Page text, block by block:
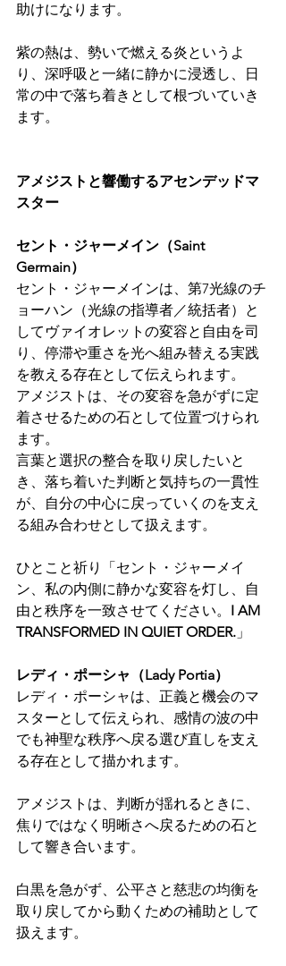
助けになります。
紫の熱は、勢いで燃える炎というよ
り、深呼吸と一緒に静かに浸透し、日
常の中で落ち着きとして根づいていき
ます。
アメジストと響働するアセンデッドマ
スター
セント・ジャーメイン（Saint
Germain）
セント・ジャーメインは、第7光線のチ
ョーハン（光線の指導者／統括者）と
してヴァイオレットの変容と自由を司
り、停滞や重さを光へ組み替える実践
を教える存在として伝えられます。
アメジストは、その変容を急がずに定
着させるための石として位置づけられ
ます。
言葉と選択の整合を取り戻したいと
き、落ち着いた判断と気持ちの一貫性
が、自分の中心に戻っていくのを支え
る組み合わせとして扱えます。
ひとこと祈り「セント・ジャーメイ
ン、私の内側に静かな変容を灯し、自
由と秩序を一致させてください。 I AM
TRANSFORMED IN QUIET ORDER. 」
レディ・ポーシャ（Lady Portia）
レディ・ポーシャは、正義と機会のマ
スターとして伝えられ、感情の波の中
でも神聖な秩序へ戻る選び直しを支え
る存在として描かれます。
アメジストは、判断が揺れるときに、
焦りではなく明晰さへ戻るための石と
して響き合います。
白黒を急がず、公平さと慈悲の均衡を
取り戻してから動くための補助として
扱えます。